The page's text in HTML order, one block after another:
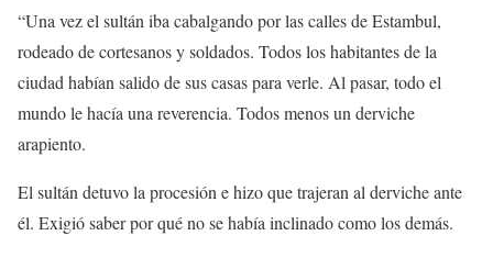
“Una vez el sultán iba cabalgando por las calles de Estambul,
rodeado de cortesanos y soldados. Todos los habitantes de la
ciudad habían salido de sus casas para verle. Al pasar, todo el
mundo le hacía una reverencia. Todos menos un derviche
arapiento.
El sultán detuvo la procesión e hizo que trajeran al derviche ante
él. Exigió saber por qué no se había inclinado como los demás.